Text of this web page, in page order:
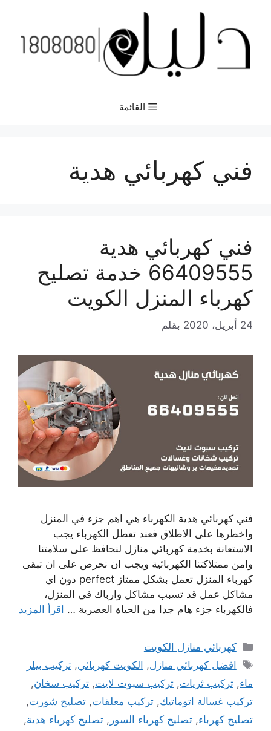
المحتوى
القائمة
فني كهربائي هدية
فني كهربائي هدية
66409555 خدمة تصليح
كهرباء المنزل الكويت
24 أبريل، 2020 بقلم
فني كهربائي هدية الكهرباء هي اهم جزء في المنزل
واخطرها على الاطلاق فعند تعطل الكهرباء يجب
الاستعانة بخدمة كهربائي منازل لنحافظ على سلامتنا
وامن ممتلاكتنا الكهربائية ويجب ان نحرص على ان تبقى
كهرباء المنزل تعمل بشكل ممتاز perfect دون اي
مشاكل عمل قد تسبب مشاكل وارباك في المنزل،
فالكهرباء جزء هام جدا من الحياة العصرية … اقرأ المزيد
التصنيفات
كهربائي منازل الكويت
الوسوم
افضل كهربائي منازل, الكويت كهربائي,تركيب بيلر
ماء, تركيب ثريات, تركيب سبوت لايت, تركيب سخان,
تركيب غسالة اتوماتيك, تركيب معلقات, تصليح شورت,
تصليح كهرباء, تصليح كهرباء السور , تصليح كهرباء هدية,